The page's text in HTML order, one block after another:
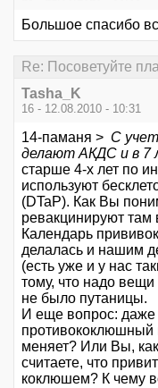
Большое спасибо
Re: Посоветуйте
Tasha_K
16 - 12.08.2010 - 10:31
14-паманя > С
делают АКДС и в 7
старше 4-х лет по
используют
(DTaP). Как Вы
ревакцинируют там
Календарь
делалась и нашим
(есть уже и у нас
тому, что надо
не было путаницы.
И еще вопрос: даже
противококлюшный
меняет? Или Вы,
считаете, что
коклюшем? К чему